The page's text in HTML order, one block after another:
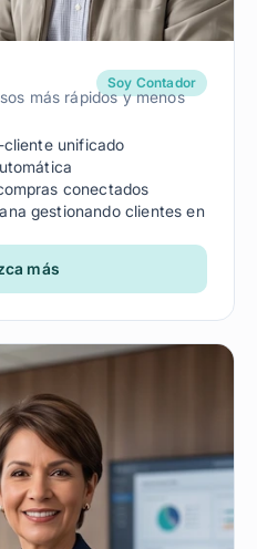
Soy Contador
más rápidos y menos
cliente unificado
conectados
gestionando clientes en
más